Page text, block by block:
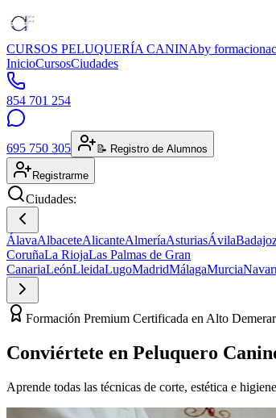
CURSOS PELUQUERÍA CANINAby
InicioCursosCiudades
854 701 254
695 750 305 📝 Registro de Alumnos
Registrarme
Ciudades:
ÁlavaAlbaceteAlicanteAlmeríaAsturiasÁvila
CoruñaLa RiojaLas Palmas de Gran
CanariaLeónLleidaLugoMadridMálagaMurcia
Formación Premium Certificada en Alto
Conviértete en Peluquero
Aprende todas las técnicas de corte, estética e